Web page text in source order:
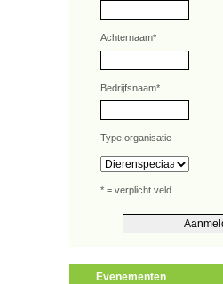
Achternaam*
Bedrijfsnaam*
Type organisatie
* = verplicht veld
Evenementen